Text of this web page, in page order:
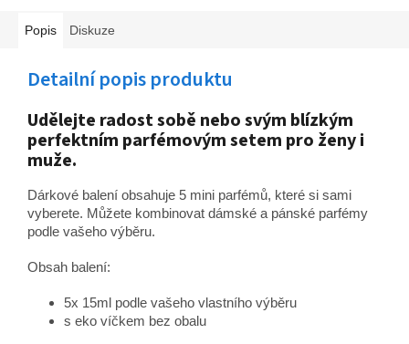
Popis Diskuze
Detailní popis produktu
Udělejte radost sobě nebo svým blízkým
perfektním parfémovým setem pro ženy i
muže.
Dárkové balení obsahuje 5 mini parfémů, které si sami
vyberete. Můžete kombinovat dámské a pánské parfémy
podle vašeho výběru.
Obsah balení:
5x 15ml podle vašeho vlastního výběru
s eko víčkem bez obalu